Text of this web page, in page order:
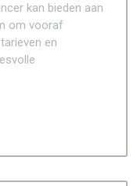
kan bieden aan
om vooraf
en